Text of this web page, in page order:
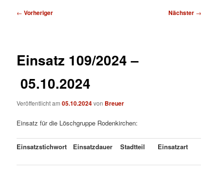
Beitragsnavigation
← Vorheriger Nächster →
Einsatz 109/2024 –
05.10.2024
Veröffentlicht am05.10.2024von Breuer
Einsatz für die Löschgruppe Rodenkirchen:
Einsatzstichwort Einsatzdauer Stadtteil Einsatzart